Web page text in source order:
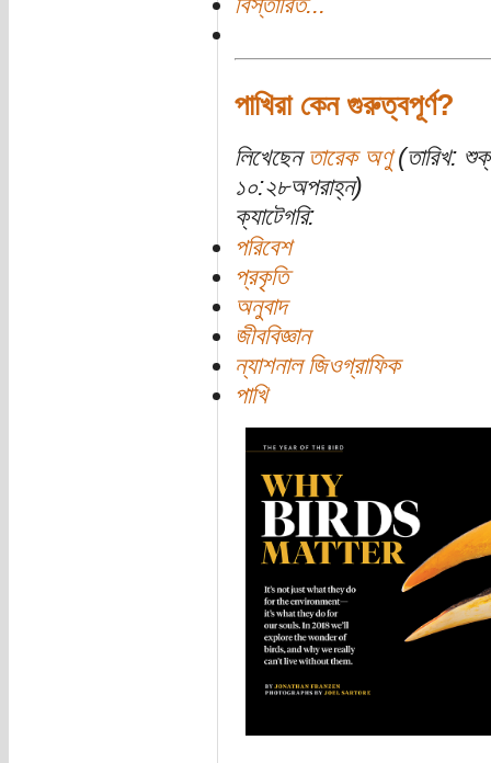
পাখিরা কেন গুরুত্বপূর্ণ?
লিখেছেন তারেক অণু(তারিখ:
১০:২৮অপরাহ্ন)
ক্যাটেগরি:
পরিবেশ
প্রকৃতি
অনুবাদ
জীববিজ্ঞান
ন্যাশনাল জিওগ্রাফিক
পাখি